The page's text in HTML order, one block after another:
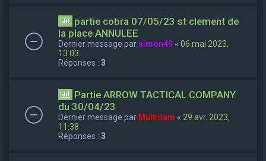
partie cobra 07/05/23 st clement de
la place ANNULEE
Dernier message par simon49 « 06 mai 2023,
13:03
Réponses : 3
Partie ARROW TACTICAL COMPANY
du 30/04/23
Dernier message par Multidam « 29 avr. 2023,
11:38
Réponses : 3